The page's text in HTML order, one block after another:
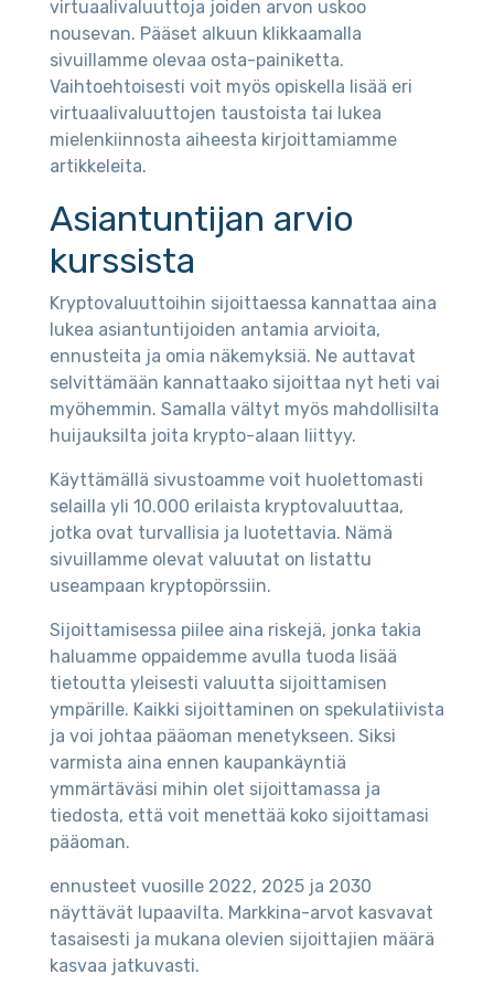
virtuaalivaluuttoja joiden arvon uskoo
nousevan. Pääset alkuun klikkaamalla
sivuillamme olevaa osta-painiketta.
Vaihtoehtoisesti voit myös opiskella lisää eri
virtuaalivaluuttojen taustoista tai lukea
mielenkiinnosta aiheesta kirjoittamiamme
artikkeleita.
Asiantuntijan arvio
kurssista
Kryptovaluuttoihin sijoittaessa kannattaa aina
lukea asiantuntijoiden antamia arvioita,
ennusteita ja omia näkemyksiä. Ne auttavat
selvittämään kannattaako sijoittaa nyt heti vai
myöhemmin. Samalla vältyt myös mahdollisilta
huijauksilta joita krypto-alaan liittyy.
Käyttämällä sivustoamme voit huolettomasti
selailla yli 10.000 erilaista kryptovaluuttaa,
jotka ovat turvallisia ja luotettavia. Nämä
sivuillamme olevat valuutat on listattu
useampaan kryptopörssiin.
Sijoittamisessa piilee aina riskejä, jonka takia
haluamme oppaidemme avulla tuoda lisää
tietoutta yleisesti valuutta sijoittamisen
ympärille. Kaikki sijoittaminen on spekulatiivista
ja voi johtaa pääoman menetykseen. Siksi
varmista aina ennen kaupankäyntiä
ymmärtäväsi mihin olet sijoittamassa ja
tiedosta, että voit menettää koko sijoittamasi
pääoman.
ennusteet vuosille 2022, 2025 ja 2030
näyttävät lupaavilta. Markkina-arvot kasvavat
tasaisesti ja mukana olevien sijoittajien määrä
kasvaa jatkuvasti.